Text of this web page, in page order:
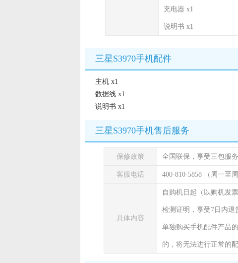
充电器 x1
说明书 x1
三星S3970手机配件
主机 x1
数据线 x1
说明书 x1
三星S3970手机售后服务
保修政策 全国联保，享受三包服
客服电话 400-810-5858 （周一至
具体内容
自购机日起（以购机发
检测证明，享受7日内退
单独购买手机配件产品
的，将无法进行正常的